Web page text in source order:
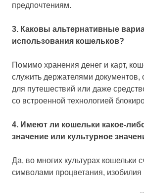
предпочтениям.
3. Каковы альтернативные
использования кошельков?
Помимо хранения денег и карт,
служить держателями документов,
для путешествий или даже
со встроенной технологией
4. Имеют ли кошельки какое-
значение или культурное
Да, во многих культурах кошельки
символами процветания, изобилия